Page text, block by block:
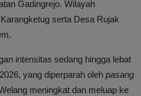
Gadingrejo. Wilayah
serta Desa Rujak
intensitas sedang hingga lebat
yang diperparah oleh pasang
meningkat dan meluap ke